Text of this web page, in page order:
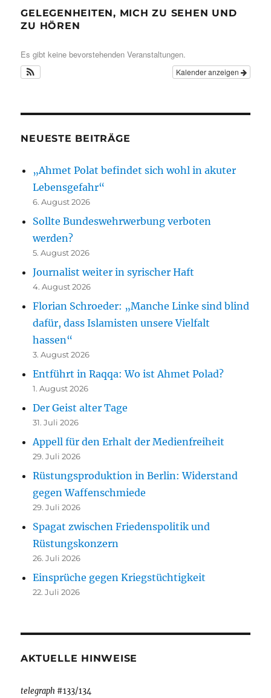
GELEGENHEITEN, MICH ZU SEHEN UND
ZU HÖREN
Es gibt keine bevorstehenden Veranstaltungen.
Kalender anzeigen
NEUESTE BEITRÄGE
„Ahmet Polat befindet sich wohl in akuter
Lebensgefahr“
6. August 2026
Sollte Bundeswehrwerbung verboten
werden?
5. August 2026
Journalist weiter in syrischer Haft
4. August 2026
Florian Schroeder: „Manche Linke sind blind
dafür, dass Islamisten unsere Vielfalt
hassen“
3. August 2026
Entführt in Raqqa: Wo ist Ahmet Polad?
1. August 2026
Der Geist alter Tage
31. Juli 2026
Appell für den Erhalt der Medienfreiheit
29. Juli 2026
Rüstungsproduktion in Berlin: Widerstand
gegen Waffenschmiede
29. Juli 2026
Spagat zwischen Friedenspolitik und
Rüstungskonzern
26. Juli 2026
Einsprüche gegen Kriegstüchtigkeit
22. Juli 2026
AKTUELLE HINWEISE
telegraph #133/134